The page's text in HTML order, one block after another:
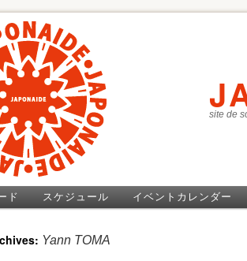
site de
ド スケジュール イベントカレンダー
Yann TOMA